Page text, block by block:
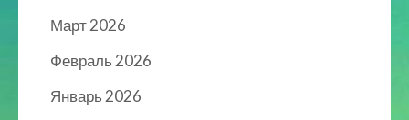
Март 2026
Февраль 2026
Январь 2026